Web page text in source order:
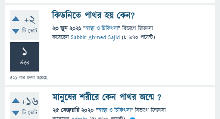
+2
টি ভোট
1
উত্তর
521 বার দেখা হয়েছে
কিডনিতে পাথর হয় কেন?
23 জুন 2021 "স্বাস্থ্য ও চিকিৎসা" বিভাগে জিজ্ঞাসা
করেছেনSabbir Ahmed Sajid (8,670 পয়েন্ট)
+16
টি ভোট
মানুষের শরীরে কেন পাথর জন্মে ?
25 ফেব্রুয়ারি 2020 "স্বাস্থ্য ও চিকিৎসা" বিভাগে জিজ্ঞাসা